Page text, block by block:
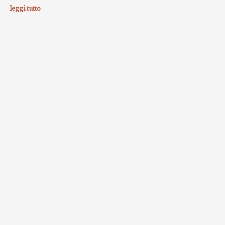
leggi tutto